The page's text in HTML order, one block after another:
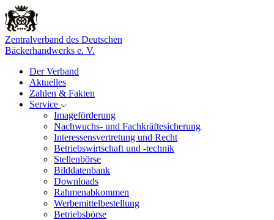
Zentralverband des Deutschen
Bäckerhandwerks e. V.
Der Verband
Aktuelles
Zahlen & Fakten
Service
Imageförderung
Nachwuchs- und Fachkräftesicherung
Interessensvertretung und Recht
Betriebswirtschaft und -technik
Stellenbörse
Bilddatenbank
Downloads
Rahmenabkommen
Werbemittelbestellung
Betriebsbörse